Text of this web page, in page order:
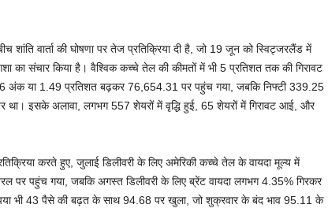
शांति वार्ता की घोषणा पर तेज प्रतिक्रिया दी है, जो 19 जून को स्विट्जरलैंड में
का संचार किया है। वैश्विक कच्चे तेल की कीमतों में भी 5 प्रतिशत तक की गिरावट
या 1.49 प्रतिशत बढ़कर 76,654.31 पर पहुंच गया, जबकि निफ्टी 339.25
इसके अलावा, लगभग 557 शेयरों में वृद्धि हुई, 65 शेयरों में गिरावट आई, और
करते हुए, जुलाई डिलीवरी के लिए अमेरिकी कच्चे तेल के वायदा मूल्य में
पर पहुंच गया, जबकि अगस्त डिलीवरी के लिए ब्रेंट वायदा लगभग 4.35% गिरकर
भी 43 पैसे की बढ़त के साथ 94.68 पर खुला, जो शुक्रवार के बंद भाव 95.11 के